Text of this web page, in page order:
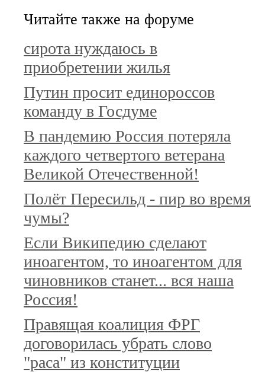
Читайте также на форуме
сирота нуждаюсь в
приобретении жилья
Путин просит единороссов
команду в Госдуме
В пандемию Россия потеряла
каждого четвертого ветерана
Великой Отечественной!
Полёт Пересильд - пир во время
чумы?
Если Википедию сделают
иноагентом, то иноагентом для
чиновников станет... вся наша
Россия!
Правящая коалиция ФРГ
договорилась убрать слово
"раса" из конституции